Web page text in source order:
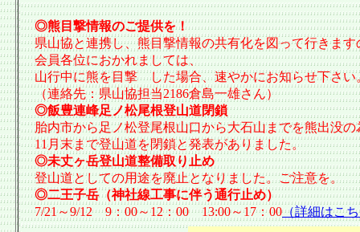
◎熊目撃情報のご提供を！
県山協と連携し、熊目撃情報の共有化を図って行きます
会員各位におかれましては、
山行中に熊を目撃 した場合、速やかにお知らせ下さい
（連絡先：県山協担当2186倉島一雄さん）
◎飯豊連峰足ノ松尾根登山道閉鎖
胎内市から足ノ松登尾根山口から大石山までを熊出没の
11月末まで登山道を閉鎖と発表がありました。
◎未丈ヶ岳登山道整備取り止め
登山道としての用途を廃止となりました。ご注意を。
◎二王子岳（神社線工事に伴う通行止め）
7/21～9/12 9：00～12：00 13:00～17：00（詳細はこ